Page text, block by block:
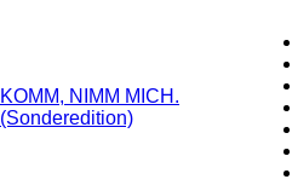
KOMM, NIMM MICH.
(Sonderedition)